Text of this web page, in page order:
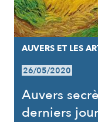
AUVERS ET LES
26/05/2020
Auvers
derniers